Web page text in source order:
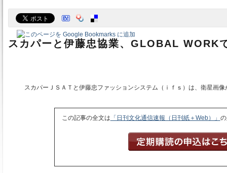
スカパーと伊藤忠協業、GLOBAL WORK
スカパーＪＳＡＴと伊藤忠ファッションシステム（ｉｆｓ）は、衛星画
この記事の全文は 「日刊文化通信速報（日刊紙＋Web）」